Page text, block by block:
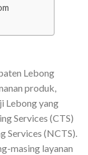
Lebong
produk,
Lebong yang
Services (CTS)
Services (NCTS).
masing layanan